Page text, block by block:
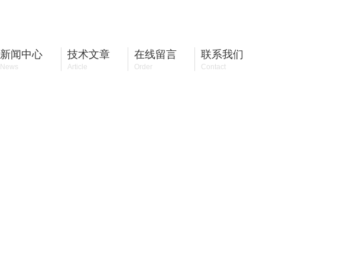
新闻中心
News
技术文章
Article
在线留言
Order
联系我们
Contact